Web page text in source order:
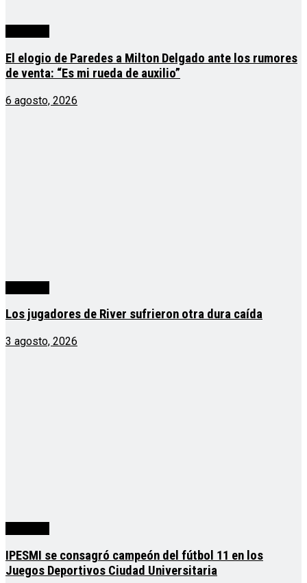
El elogio de Paredes a Milton Delgado ante los rumores
de venta: “Es mi rueda de auxilio”
6 agosto, 2026
Los jugadores de River sufrieron otra dura caída
3 agosto, 2026
IPESMI se consagró campeón del fútbol 11 en los
Juegos Deportivos Ciudad Universitaria